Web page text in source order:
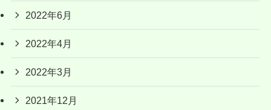
2022年6月
2022年4月
2022年3月
2021年12月